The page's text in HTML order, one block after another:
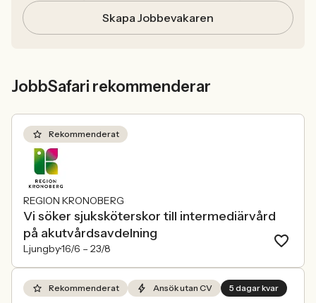
Skapa Jobbevakaren
JobbSafari rekommenderar
Rekommenderat
REGION KRONOBERG
Vi söker sjuksköterskor till intermediärvård
på akutvårdsavdelning
Ljungby16/6 – 23/8
Rekommenderat Ansök utan CV 5 dagar kvar